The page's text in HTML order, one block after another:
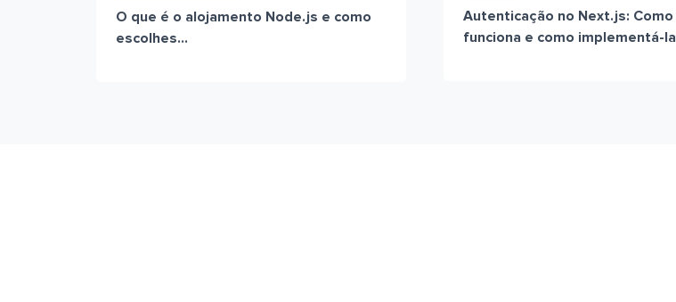
O que é o alojamento Node.js e como
escolhes...
Autenticação no Next.js: Como
funciona e como implementá-la